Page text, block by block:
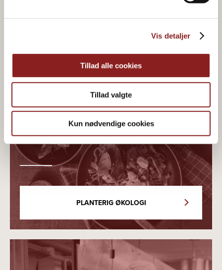
Vis detaljer
Tillad alle cookies
Tillad valgte
Kun nødvendige cookies
Økologisk & plantebaseret
madglæde
PLANTERIG ØKOLOGI